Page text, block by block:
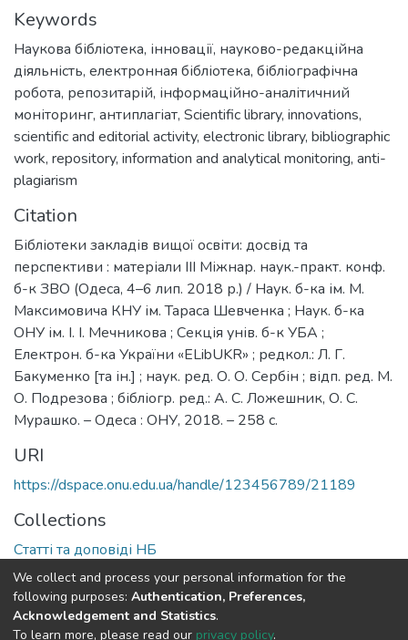
Keywords
Наукова бібліотека, інновації, науково-редакційна
діяльність, електронная бібліотека, бібліографічна
робота, репозитарій, інформаційно-аналітичний
моніторинг, антиплагіат, Scientific library, innovations,
scientific and editorial activity, electronic library, bibliographic
work, repository, information and analytical monitoring, anti-
plagiarism
Citation
Бібліотеки закладів вищої освіти: досвід та
перспективи : матеріали III Міжнар. наук.-практ. конф.
б-к ЗВО (Одеса, 4–6 лип. 2018 р.) / Наук. б-ка ім. М.
Максимовича КНУ ім. Тараса Шевченка ; Наук. б-ка
ОНУ ім. І. І. Мечникова ; Секція унів. б-к УБА ;
Електрон. б-ка України «ELibUKR» ; редкол.: Л. Г.
Бакуменко [та ін.] ; наук. ред. О. О. Сербін ; відп. ред. М.
О. Подрезова ; бібліогр. ред.: А. С. Ложешник, О. С.
Мурашко. – Одеса : ОНУ, 2018. – 258 с.
URI
https://dspace.onu.edu.ua/handle/123456789/21189
Collections
Статті та доповіді НБ
Full item page
We collect and process your personal information for the
following purposes: Authentication, Preferences,
Acknowledgement and Statistics.
To learn more, please read our privacy policy.